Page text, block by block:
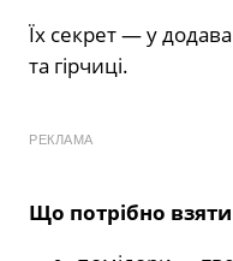
Їх секрет — у
та гірчиці.
РЕКЛАМА
Що потрібно